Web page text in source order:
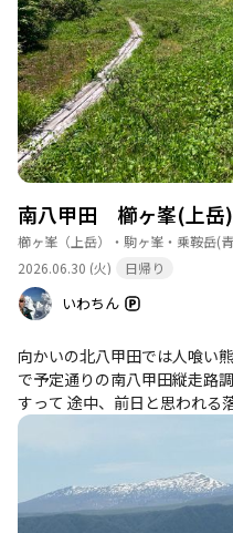
南八甲田 櫛ヶ峯(上岳)
櫛ヶ峯（上岳）・駒ヶ峯・乗鞍岳(
2026.06.30 (火)
日帰り
いわちん
向かいの北八甲田では人喰い
で予定通りの南八甲田縦走路調査へ やっぱり八甲田に
すって 途中、前日と思われる
できましたからね✋ 標柱は軒
ちりを受けてしまいました
んですよ〜 往復22キロは長い… ひたすら長い＿|￣|○ ずーっと樹
林帯で眺望がない･･･ 結構ぬ